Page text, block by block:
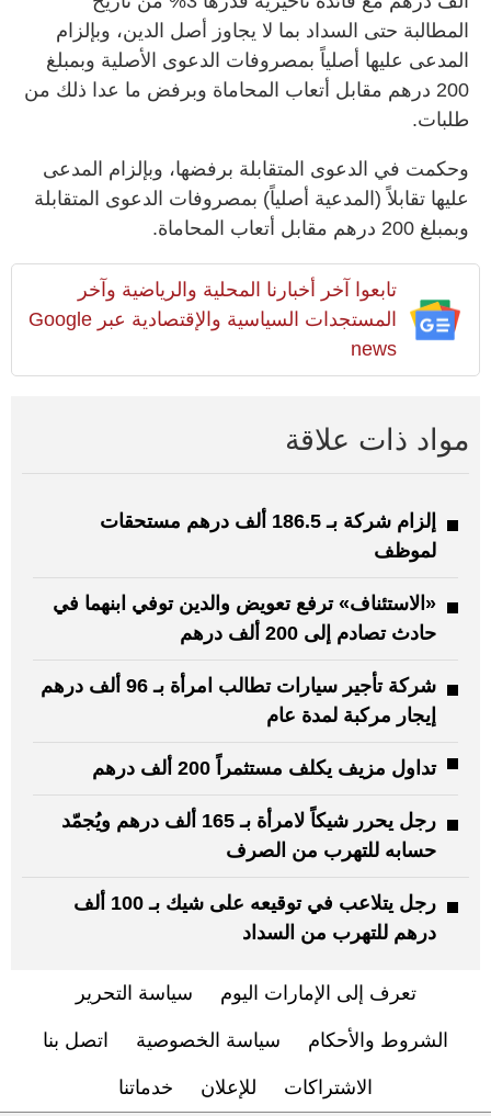
المطالبة حتى السداد بما لا يجاوز أصل الدين، وبإلزام
المدعى عليها أصلياً بمصروفات الدعوى الأصلية وبمبلغ
200 درهم مقابل أتعاب المحاماة وبرفض ما عدا ذلك من
طلبات.
وحكمت في الدعوى المتقابلة برفضها، وبإلزام المدعى
عليها تقابلاً (المدعية أصلياً) بمصروفات الدعوى المتقابلة
وبمبلغ 200 درهم مقابل أتعاب المحاماة.
تابعوا آخر أخبارنا المحلية والرياضية وآخر
المستجدات السياسية والإقتصادية عبر Google
news
مواد ذات علاقة
إلزام شركة بـ 186.5 ألف درهم مستحقات
لموظف
«الاستئناف» ترفع تعويض والدين توفي ابنهما في
حادث تصادم إلى 200 ألف درهم
شركة تأجير سيارات تطالب امرأة بـ 96 ألف درهم
إيجار مركبة لمدة عام
تداول مزيف يكلف مستثمراً 200 ألف درهم
رجل يحرر شيكاً لامرأة بـ 165 ألف درهم ويُجمّد
حسابه للتهرب من الصرف
رجل يتلاعب في توقيعه على شيك بـ 100 ألف
درهم للتهرب من السداد
تعرف إلى الإمارات اليوم سياسة التحرير
الشروط والأحكام سياسة الخصوصية اتصل بنا
الاشتراكات للإعلان خدماتنا